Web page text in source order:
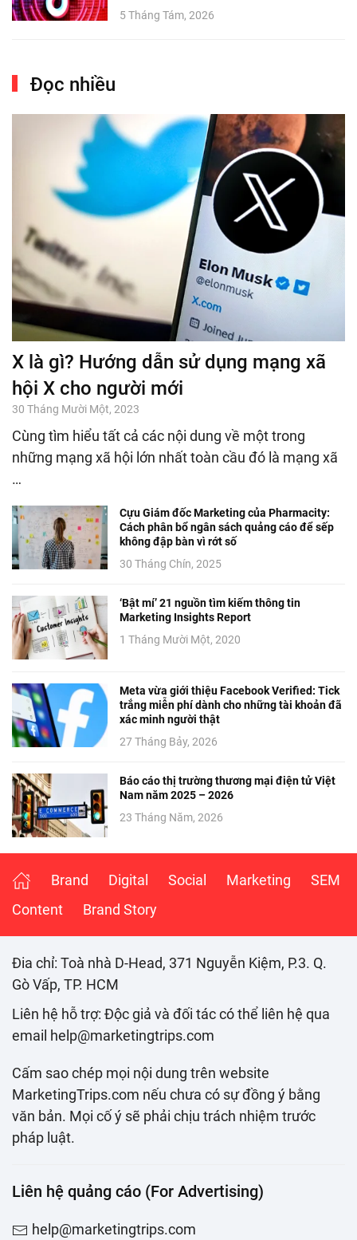
5 Tháng Tám, 2026
Đọc nhiều
X là gì? Hướng dẫn sử dụng mạng xã
hội X cho người mới
30 Tháng Mười Một, 2023
Cùng tìm hiểu tất cả các nội dung về một trong
những mạng xã hội lớn nhất toàn cầu đó là mạng xã
…
Cựu Giám đốc Marketing của Pharmacity:
Cách phân bổ ngân sách quảng cáo để sếp
không đập bàn vì rớt số
30 Tháng Chín, 2025
‘Bật mí’ 21 nguồn tìm kiếm thông tin
Marketing Insights Report
1 Tháng Mười Một, 2020
Meta vừa giới thiệu Facebook Verified: Tick
trắng miễn phí dành cho những tài khoản đã
xác minh người thật
27 Tháng Bảy, 2026
Báo cáo thị trường thương mại điện tử Việt
Nam năm 2025 – 2026
23 Tháng Năm, 2026
Brand Digital Social Marketing
SEM
Content
Brand Story
Đia chỉ: Toà nhà D-Head, 371 Nguyễn Kiệm, P.3. Q.
Gò Vấp, TP. HCM
Liên hệ hỗ trợ: Độc giả và đối tác có thể liên hệ qua
email help@marketingtrips.com
Cấm sao chép mọi nội dung trên website
MarketingTrips.com nếu chưa có sự đồng ý bằng
văn bản. Mọi cố ý sẽ phải chịu trách nhiệm trước
pháp luật.
Liên hệ quảng cáo (For Advertising)
help@marketingtrips.com